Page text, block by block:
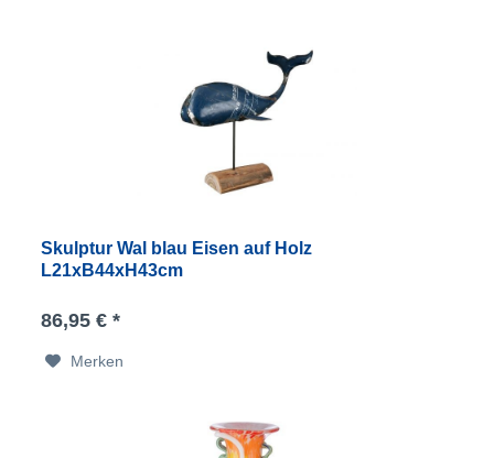
Skulptur Wal blau Eisen auf Holz
L21xB44xH43cm
86,95 € *
Merken